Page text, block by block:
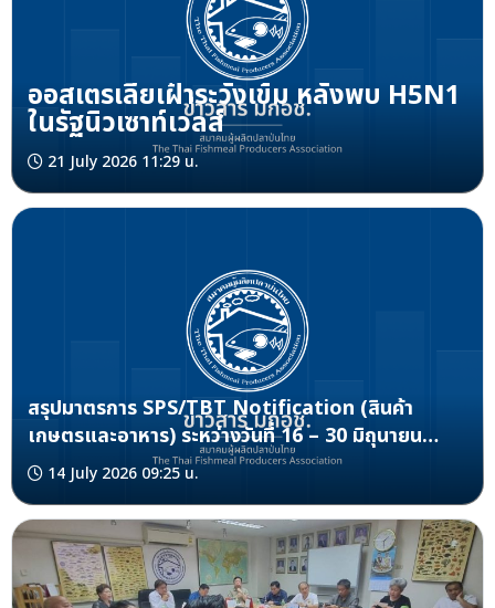
ออสเตรเลียเฝ้าระวังเข้ม หลังพบ H5N1
ในรัฐนิวเซาท์เวลส์
21 July 2026 11:29 น.
สรุปมาตรการ SPS/TBT Notification (สินค้า
เกษตรและอาหาร) ระหว่างวันที่ 16 – 30 มิถุนายน
256914 July 2026 09:25 น.